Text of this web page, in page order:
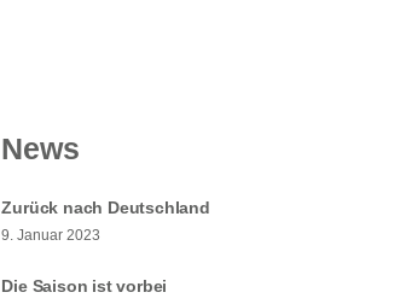
News
Zurück nach Deutschland
9. Januar 2023
Die Saison ist vorbei